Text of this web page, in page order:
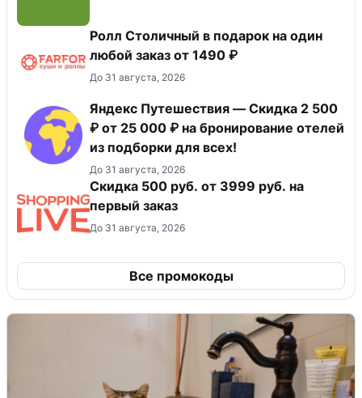
Ролл Столичный в подарок на один
любой заказ от 1490 ₽
До 31 августа, 2026
Яндекс Путешествия — Скидка 2 500
₽ от 25 000 ₽ на бронирование отелей
из подборки для всех!
До 31 августа, 2026
Скидка 500 руб. от 3999 руб. на
первый заказ
До 31 августа, 2026
Все промокоды